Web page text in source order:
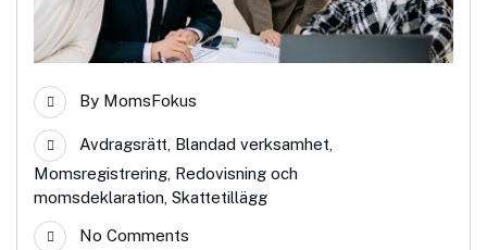
By MomsFokus
Avdragsrätt, Blandad verksamhet,
Momsregistrering, Redovisning och
momsdeklaration, Skattetillägg
No Comments